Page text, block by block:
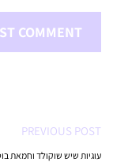
PREVIOUS POST
עוגיות שיש שוקולד וחמאת